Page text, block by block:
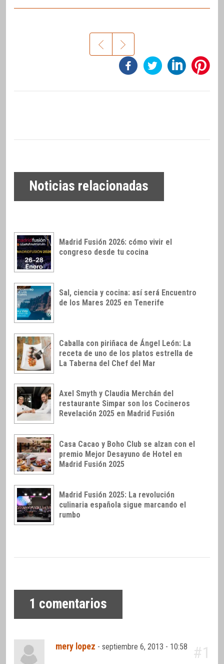
Noticias relacionadas
Madrid Fusión 2026: cómo vivir el
congreso desde tu cocina
Sal, ciencia y cocina: así será Encuentro
de los Mares 2025 en Tenerife
Caballa con piriñaca de Ángel León: La
receta de uno de los platos estrella de
La Taberna del Chef del Mar
Axel Smyth y Claudia Merchán del
restaurante Simpar son los Cocineros
Revelación 2025 en Madrid Fusión
Casa Cacao y Boho Club se alzan con el
premio Mejor Desayuno de Hotel en
Madrid Fusión 2025
Madrid Fusión 2025: La revolución
culinaria española sigue marcando el
rumbo
1 comentarios
mery lopez -septiembre 6, 2013 - 10:58 #1